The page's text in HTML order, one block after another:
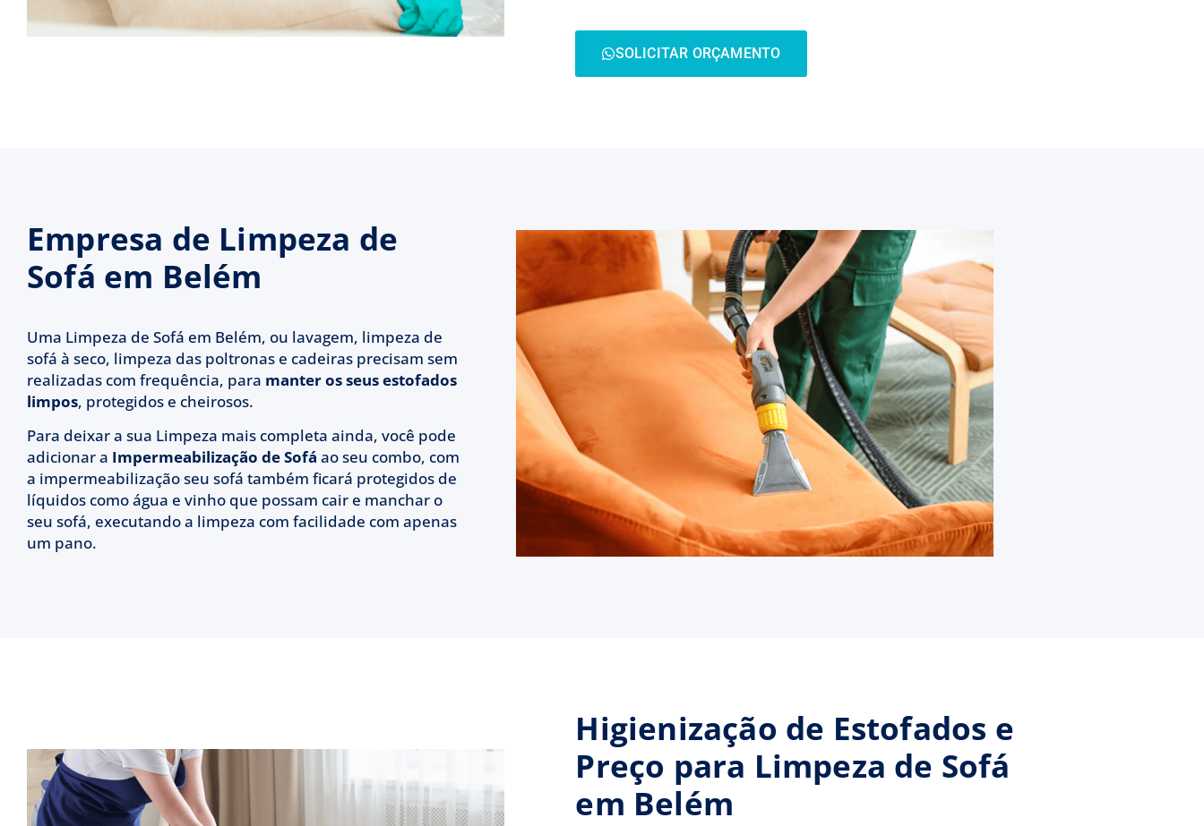
SOLICITAR ORÇAMENTO
Empresa de Limpeza de
Sofá em Belém
Uma Limpeza de Sofá em Belém, ou lavagem, limpeza de
sofá à seco, limpeza das poltronas e cadeiras precisam sem
realizadas com frequência, para manter os seus estofados
limpos, protegidos e cheirosos.
Para deixar a sua Limpeza mais completa ainda, você pode
adicionar a Impermeabilização de Sofá ao seu combo, com
a impermeabilização seu sofá também ficará protegidos de
líquidos como água e vinho que possam cair e manchar o
seu sofá, executando a limpeza com facilidade com apenas
um pano.
Higienização de Estofados e
Preço para Limpeza de Sofá
em Belém